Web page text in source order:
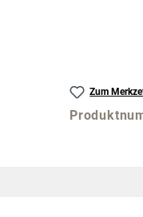
Zum